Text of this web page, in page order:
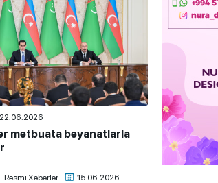
22.06.2026
mətbuata bəyanatlarla
Rəsmi Xəbərlər 15.06.2026